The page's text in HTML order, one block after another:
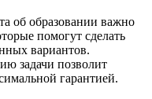
об образовании важно
помогут сделать
вариантов.
задачи позволит
гарантией.